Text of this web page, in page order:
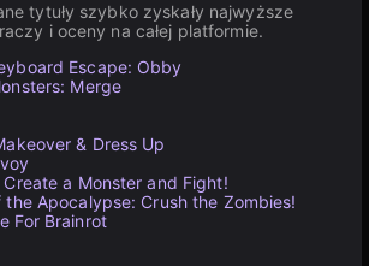
tytuły szybko zyskały najwyższe
i oceny na całej platformie.
Escape: Obby
Merge
& Dress Up
a Monster and Fight!
the Apocalypse: Crush the Zombies!
For Brainrot